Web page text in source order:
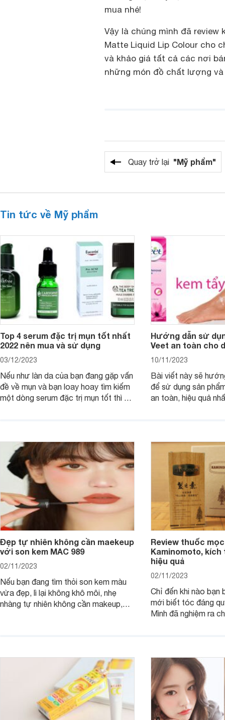
mua nhé!
Vậy là chúng mình đã
Matte Liquid Lip Colour cho
và khảo giá tất cả các nơi
những món đồ chất lượng
Quay trở lại "Mỹ phẩm"
Tin tức về Mỹ phẩm
Top 4 serum đặc trị mụn tốt nhất
2022 nên mua và sử dụng
03/12/2023
Nếu như làn da của bạn đang gặp vấn
đề về mụn và bạn loay hoay tìm kiếm
một dòng serum đặc trị mụn tốt thì bài
Hướng dẫn sử
Veet an toàn cho
10/11/2023
Bài viết này sẽ
để sử dụng sản
an toàn, hiệu quả
Đẹp tự nhiên không cần maekeup
với son kem MAC 989
02/11/2023
Nếu bạn đang tìm thỏi son kem màu
vừa đẹp, lì lại không khô môi, nhẹ
nhàng tự nhiên không cần makeup,
Review thuốc
Kaminomoto,
hiệu quả
02/11/2023
Chỉ đến khi nào bạn
mới biết tóc đáng
Mình đã nghiệm ra
gội, xả, trang bị cả
mà vẫn chưa cải